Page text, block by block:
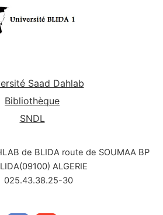
Saad Dahlab
Bibliothèque
SNDL
de BLIDA route de SOUMAA BP
ALGERIE
025.43.38.25-30